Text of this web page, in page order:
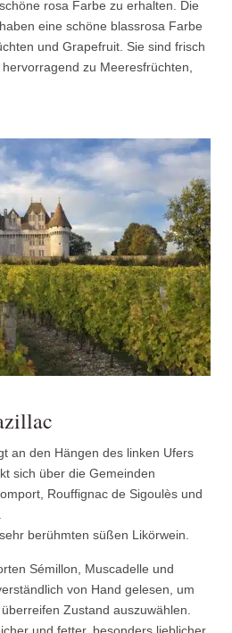
rosa Farbe zu erhalten. Die
eine schöne blassrosa Farbe
und Grapefruit. Sie sind frisch
zu Meeresfrüchten,
an den Hängen des linken Ufers
sich über die Gemeinden
Rouffignac de Sigoulès und
berühmten süßen Likörwein.
Sémillon, Muscadelle und
von Hand gelesen, um
Zustand auszuwählen.
und fetter, besonders lieblicher